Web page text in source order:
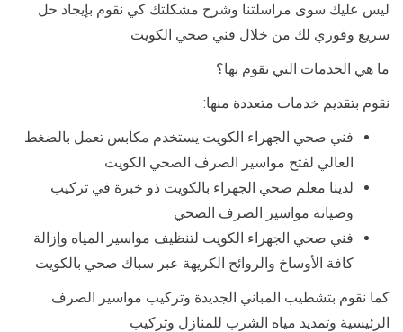
ليس عليك سوى مراسلتنا وشرح مشكلتك كي نقوم بإيجاد حل
سريع وفوري لك من خلال فني صحي الكويت
ما هي الخدمات التي نقوم بها؟
نقوم بتقديم خدمات متعددة منها:
فني صحي الجهراء الكويت يستخدم مكابس تعمل بالضغط
العالي لفتح مواسير الصرف الصحي الكويت
لدينا معلم صحي الجهراء بالكويت ذو خبرة في تركيب
وصيانة مواسير الصرف الصحي
فني صحي الجهراء الكويت لتنظيف مواسير المياه وإزالة
كافة الأوساخ والروائح الكريهة عبر سباك صحي بالكويت
كما نقوم بتشطيب المباني الجديدة وتركيب مواسير الصرف
الرئيسية وتمديد مياه الشرب للمنازل وتركيب